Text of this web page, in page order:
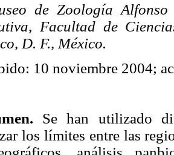
de Zoología
Facultad de
D. F., México.
10 noviembre 2004;
Se han utilizado
los límites entre las